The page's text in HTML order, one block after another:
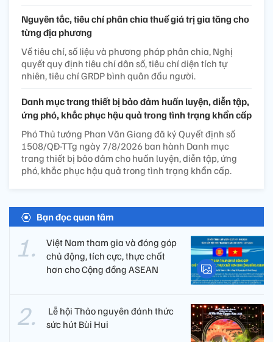
Nguyên tắc, tiêu chí phân chia thuế giá trị gia tăng cho
từng địa phương
Về tiêu chí, số liệu và phương pháp phân chia, Nghị
quyết quy định tiêu chí dân số, tiêu chí diện tích tự
nhiên, tiêu chí GRDP bình quân đầu người.
Danh mục trang thiết bị bảo đảm huấn luyện, diễn tập,
ứng phó, khắc phục hậu quả trong tình trạng khẩn cấp
Phó Thủ tướng Phan Văn Giang đã ký Quyết định số
1508/QĐ-TTg ngày 7/8/2026 ban hành Danh mục
trang thiết bị bảo đảm cho huấn luyện, diễn tập, ứng
phó, khắc phục hậu quả trong tình trạng khẩn cấp.
Bạn đọc quan tâm
Việt Nam tham gia và đóng góp
chủ động, tích cực, thực chất
hơn cho Cộng đồng ASEAN
​ Lễ hội Thảo nguyên đánh thức
sức hút Bùi Hui